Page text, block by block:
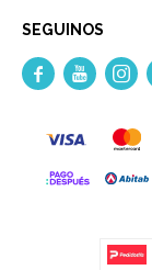
SEGUINOS
  